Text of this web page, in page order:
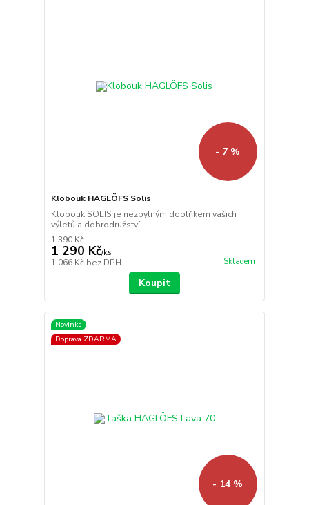
- 7 %
Klobouk HAGLÖFS Solis
Klobouk SOLIS je nezbytným doplňkem vašich
výletů a dobrodružství...
1 390 Kč
1 290 Kč/ks
1 066 Kč bez DPH Skladem
Koupit
Novinka
Doprava ZDARMA
- 14 %